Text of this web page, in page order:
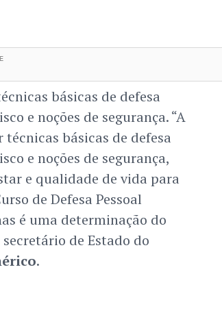
básicas de defesa
e noções de segurança. “A
básicas de defesa
e noções de segurança,
e qualidade de vida para
de Defesa Pessoal
é uma determinação do
de Estado do
.